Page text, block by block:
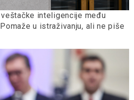
inteligencije među
u istraživanju, ali ne piše